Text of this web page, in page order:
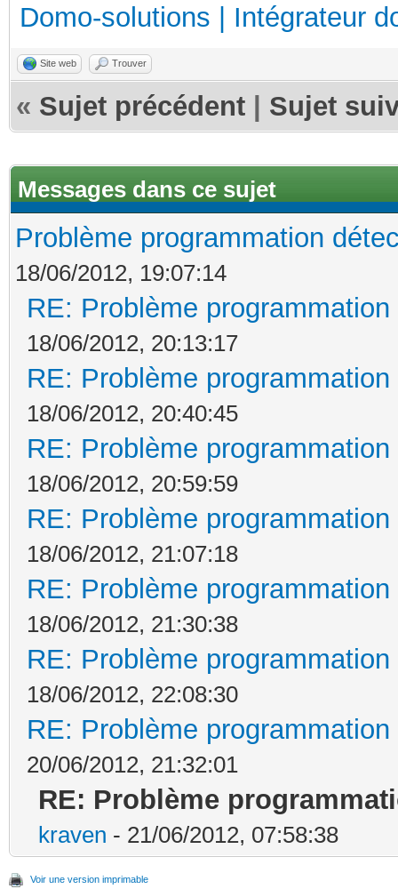
Domo-solutions | Intégrateur
Site web Trouver
« Sujet précédent Sujet
Messages dans ce sujet
Problème programmation
18/06/2012, 19:07:14
RE: Problème
18/06/2012, 20:13:17
RE: Problème
18/06/2012, 20:40:45
RE: Problème
18/06/2012, 20:59:59
RE: Problème
18/06/2012, 21:07:18
RE: Problème
18/06/2012, 21:30:38
RE: Problème
18/06/2012, 22:08:30
RE: Problème
20/06/2012, 21:32:01
RE: Problème
kraven - 21/06/2012, 07:58:38
Voir une version imprimable